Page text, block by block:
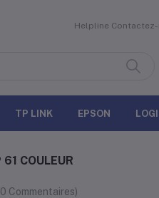
Helpline
TP LINK EPSON
COULEUR
Commentaires)